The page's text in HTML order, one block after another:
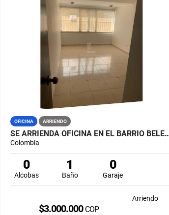
OFICINA ARRIENDO
SE ARRIENDA OFICINA EN EL
Colombia
0
Alcobas
1
Baño
0
Garaje
Arriendo
$3.000.000 COP